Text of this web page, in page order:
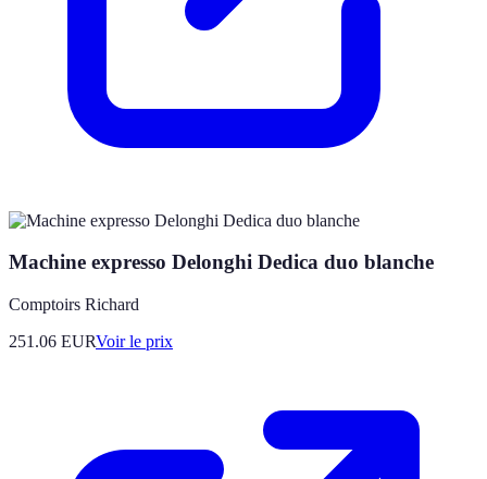
Machine expresso Delonghi Dedica duo blanche
Comptoirs Richard
251.06 EURVoir le prix